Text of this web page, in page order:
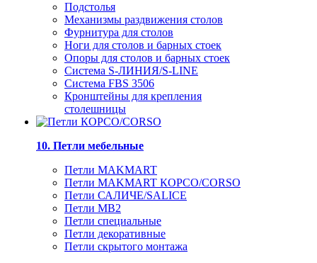
Подстолья
Механизмы раздвижения столов
Фурнитура для столов
Ноги для столов и барных стоек
Опоры для столов и барных стоек
Система S-ЛИНИЯ/S-LINE
Система FBS 3506
Кронштейны для крепления
столешницы
10. Петли мебельные
Петли MAKMART
Петли MAKMART КОРСО/CORSO
Петли САЛИЧЕ/SALICE
Петли MB2
Петли специальные
Петли декоративные
Петли скрытого монтажа